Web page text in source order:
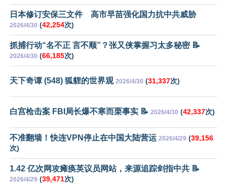
日本修订安保三文件 高市早苗强化国力抗中共威胁
2026/4/30 (42,254次)
抓捕行动“名不正 言不顺”？张又侠掌握习太多秘密 📝
2026/4/30 (66,185次)
天下奇谭 (548) 狐貍的世界观 2026/4/30 (31,337次)
白宫枪击案 FBI局长爆不寒而栗事实 📝 2026/4/30 (42,337次)
不准翻墙！快连VPN停止在中国大陆营运 2026/4/29 (39,156
次)
1.42 亿次网攻瘫痪英议员网站，来源追踪剑指中共 📝
2026/4/29 (39,471次)